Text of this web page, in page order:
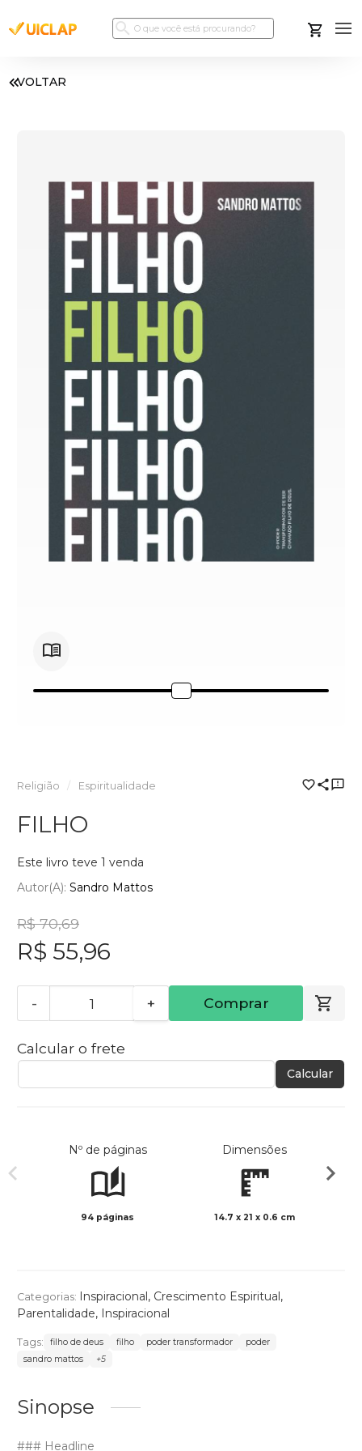
VOLTAR
Religião Espiritualidade
FILHO
Este livro teve 1 venda
Autor(a): Sandro Mattos
R$ 70,69
R$ 55,96
- + Comprar
Calcular o frete
Calcular
Nº de páginas
94 páginas
Dimensões
14.7 x 21 x 0.6 cm
Categorias: Inspiracional, Crescimento Espiritual,
Parentalidade, Inspiracional
Tags: filho de deus filho poder transformador
poder
sandro mattos
+5
Sinopse
### Headline